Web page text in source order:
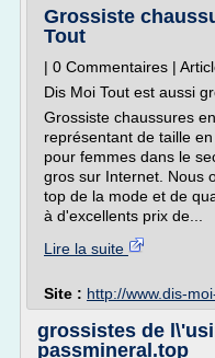
Grossiste
Tout
| 0 Commentaires |
Dis Moi Tout est aussi
Grossiste chaussures
représentant de taille
pour femmes dans le
gros sur Internet. Nous
top de la mode et de
à d'excellents prix de...
Lire la suite
Site : http://www.dis-
grossistes de
passmineral.top